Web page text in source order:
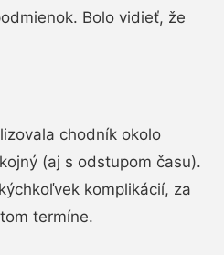
Bolo vidieť, že
chodník okolo
(aj s odstupom času).
komplikácií, za
termíne.